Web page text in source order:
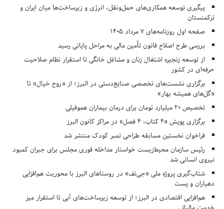
پیگیری توسعه همکاری‌های حمل‌ونقل، انرژی و زیرساخت‌ها میان ایران و
ترکمنستان
صفحه اول روزنامه‌های 7 مرداد 1405
بررسی طرح اصلاح قانون تأمین مالی به مراحل پایانی رسید
از توسعه زنجیره اشتغال زنان و مشاغل خانگی تا استقرار نظام صلاحیت
حرفه‌ای در کشور
برگزاری نشست‌های تخصصی صنایع‌دستی در البرز؛ از «روح خیال» تا
«گل‌های همیشه بهار»
تخصیص ۲۰ میلیارد تومان برای درمان بیماران هموفیلی
برگزاری پویش «۴ کتاب، ۴ فصل» در مراکز کانون البرز
فراخوان نخستین مسابقه طراحی تمبر کودک منتشر شد
رئیس سازمان محیط‌زیست خواستار مداخله فوری مجلس برای جبران کمبود
نیروی انسانی شد
شتاب‌گیری پروژه ملی «جی‌نف» در روستاهای البرز با محوریت هم‌افزایی
دهیاران و پست
هم‌افزایی اقتصادی در البرز؛ از توسعه زیرساخت‌های آبی تا استقرار میز